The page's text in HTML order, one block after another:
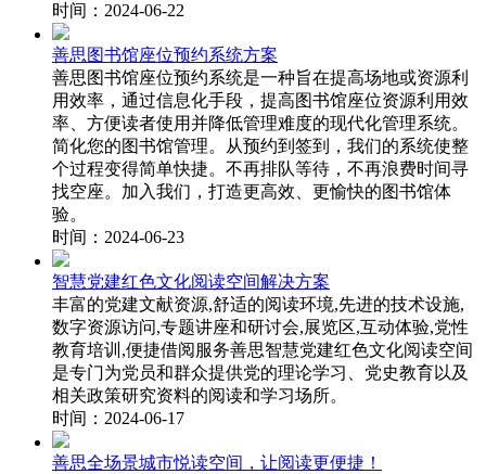
时间：2024-06-22
善思图书馆座位预约系统方案
善思图书馆座位预约系统是一种旨在提高场地或资源利
用效率，通过信息化手段，提高图书馆座位资源利用效
率、方便读者使用并降低管理难度的现代化管理系统。
简化您的图书馆管理。从预约到签到，我们的系统使整
个过程变得简单快捷。不再排队等待，不再浪费时间寻
找空座。加入我们，打造更高效、更愉快的图书馆体
验。
时间：2024-06-23
智慧党建红色文化阅读空间解决方案
丰富的党建文献资源,舒适的阅读环境,先进的技术设施,
数字资源访问,专题讲座和研讨会,展览区,互动体验,党性
教育培训,便捷借阅服务善思智慧党建红色文化阅读空间
是专门为党员和群众提供党的理论学习、党史教育以及
相关政策研究资料的阅读和学习场所。
时间：2024-06-17
善思全场景城市悦读空间，让阅读更便捷！